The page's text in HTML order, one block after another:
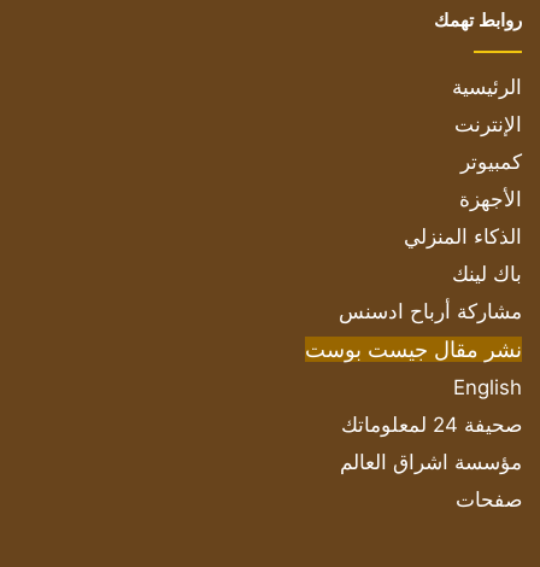
روابط تهمك
الرئيسية
الإنترنت
كمبيوتر
الأجهزة
الذكاء المنزلي
باك لينك
مشاركة أرباح ادسنس
نشر مقال جيست بوست
English
صحيفة 24 لمعلوماتك
مؤسسة اشراق العالم
صفحات